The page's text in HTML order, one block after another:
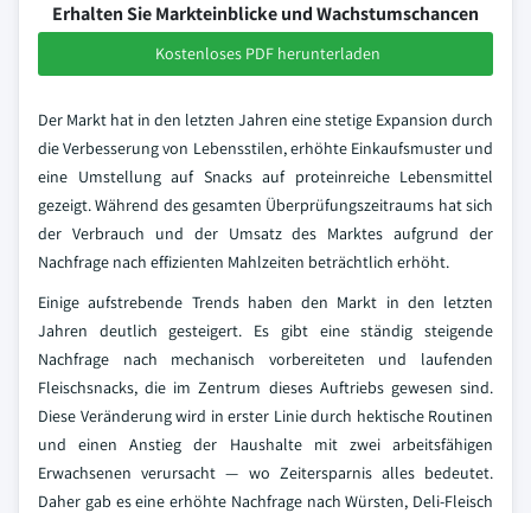
Erhalten Sie Markteinblicke und Wachstumschancen
Kostenloses PDF herunterladen
Der Markt hat in den letzten Jahren eine stetige Expansion durch
die Verbesserung von Lebensstilen, erhöhte Einkaufsmuster und
eine Umstellung auf Snacks auf proteinreiche Lebensmittel
gezeigt. Während des gesamten Überprüfungszeitraums hat sich
der Verbrauch und der Umsatz des Marktes aufgrund der
Nachfrage nach effizienten Mahlzeiten beträchtlich erhöht.
Einige aufstrebende Trends haben den Markt in den letzten
Jahren deutlich gesteigert. Es gibt eine ständig steigende
Nachfrage nach mechanisch vorbereiteten und laufenden
Fleischsnacks, die im Zentrum dieses Auftriebs gewesen sind.
Diese Veränderung wird in erster Linie durch hektische Routinen
und einen Anstieg der Haushalte mit zwei arbeitsfähigen
Erwachsenen verursacht — wo Zeitersparnis alles bedeutet.
Daher gab es eine erhöhte Nachfrage nach Würsten, Deli-Fleisch